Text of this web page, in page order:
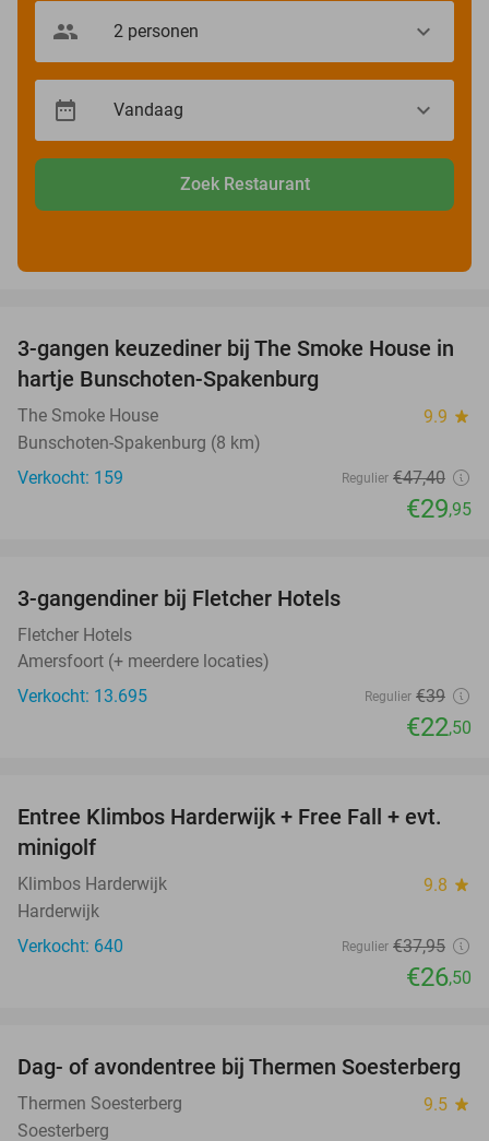
Zoek Restaurant
37%
3-gangen keuzediner bij The Smoke House in
hartje Bunschoten-Spakenburg
The Smoke House 9.9 star
Bunschoten-Spakenburg (8 km)
Verkocht: 159
Regulier €47,40
€29,95
3-gangendiner bij Fletcher Hotels
Fletcher Hotels
Amersfoort (+ meerdere locaties)
Verkocht: 13.695
Regulier €39
€22,50
30%
Entree Klimbos Harderwijk + Free Fall + evt.
minigolf
Klimbos Harderwijk 9.8 star
Harderwijk
Verkocht: 640
Regulier €37,95
€26,50
29%
Dag- of avondentree bij Thermen Soesterberg
Thermen Soesterberg 9.5 star
Soesterberg